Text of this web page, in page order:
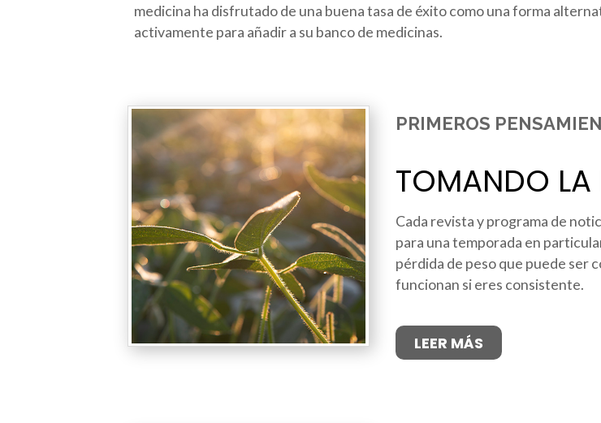
medicina ha disfrutado de una buena tasa de éxito como una forma
activamente para añadir a su banco de medicinas.
PRIMEROS
TOMANDO LA
Cada revista y programa de
para una temporada en
pérdida de peso que puede ser
funcionan si eres consistente.
LEER MÁS